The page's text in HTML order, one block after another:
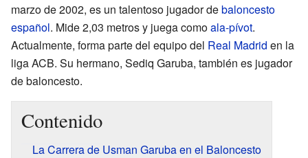
marzo de 2002, es un talentoso jugador debaloncesto
español. Mide 2,03 metros y juega comoala-pívot.
Actualmente, forma parte del equipo del Real Madrid en la
liga ACB. Su hermano, Sediq Garuba, también es jugador
de baloncesto.
Contenido
La Carrera de Usman Garuba en el Baloncesto